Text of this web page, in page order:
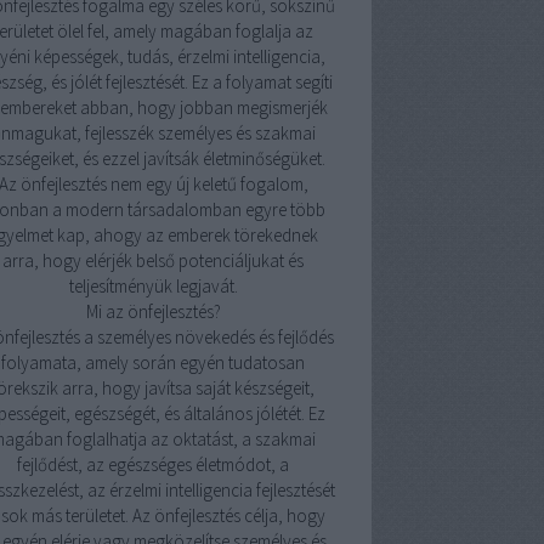
fogalma egy széles körű, sokszínű
ölel fel, amely magában foglalja az
képességek, tudás, érzelmi intelligencia,
és jólét fejlesztését. Ez a folyamat segíti
abban, hogy jobban megismerjék
fejlesszék személyes és szakmai
és ezzel javítsák életminőségüket.
Az önfejlesztés nem egy új keletű fogalom,
a modern társadalomban egyre több
kap, ahogy az emberek törekednek
arra, hogy elérjék belső potenciáljukat és
teljesítményük legjavát.
Mi az önfejlesztés?
a személyes növekedés és fejlődés
folyamata, amely során egyén tudatosan
arra, hogy javítsa saját készségeit,
egészségét, és általános jólétét. Ez
foglalhatja az oktatást, a szakmai
fejlődést, az egészséges életmódot, a
az érzelmi intelligencia fejlesztését
sok más területet. Az önfejlesztés célja, hogy